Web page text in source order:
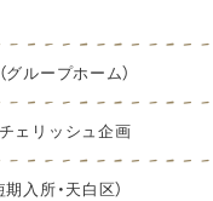
グループホーム）
ェリッシュ企画
入所・天白区）